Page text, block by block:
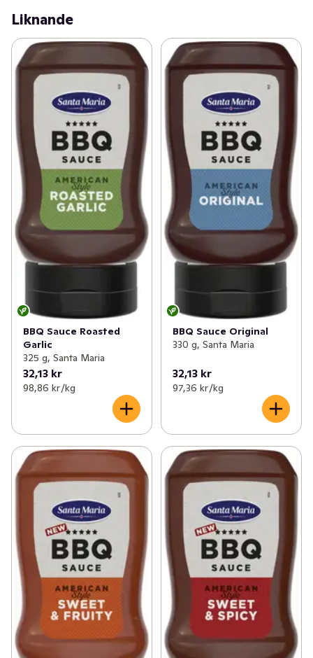
Liknande
BBQ Sauce Roasted
Garlic
325 g, Santa Maria
32,13 kr
98,86 kr /kg
BBQ Sauce Original
330 g, Santa Maria
32,13 kr
97,36 kr /kg